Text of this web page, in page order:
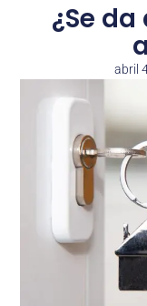
¿Se
abril